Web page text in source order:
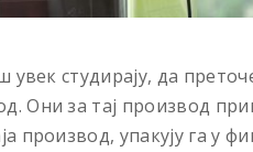
увек студирају, да
Они за тај производ
производ, упакују га у